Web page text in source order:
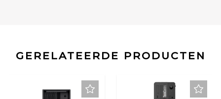
GERELATEERDE PRODUCTEN